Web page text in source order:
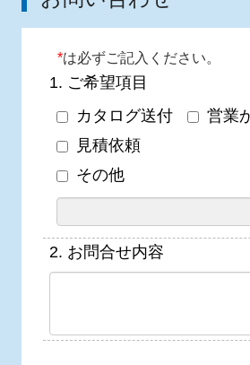
*は必ずご記入ください。
1. ご希望項目
カタログ送付
営業
見積依頼
その他
2. お問合せ内容